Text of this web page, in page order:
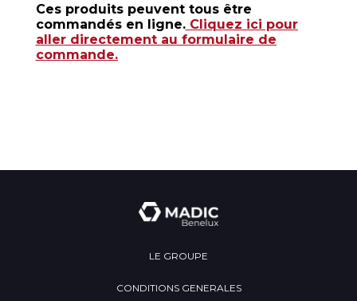
Ces produits peuvent tous être
commandés en ligne.Cliquez ici pour
aller directement au formulaire de
commande.
LE GROUPE
CONDITIONS GENERALES